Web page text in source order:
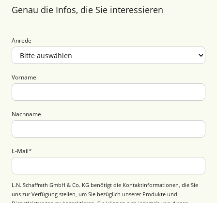
Genau die Infos, die Sie interessieren
Anrede
Vorname
Nachname
E-Mail*
L.N. Schaffrath GmbH & Co. KG benötigt die Kontaktinformationen, die Sie
uns zur Verfügung stellen, um Sie bezüglich unserer Produkte und